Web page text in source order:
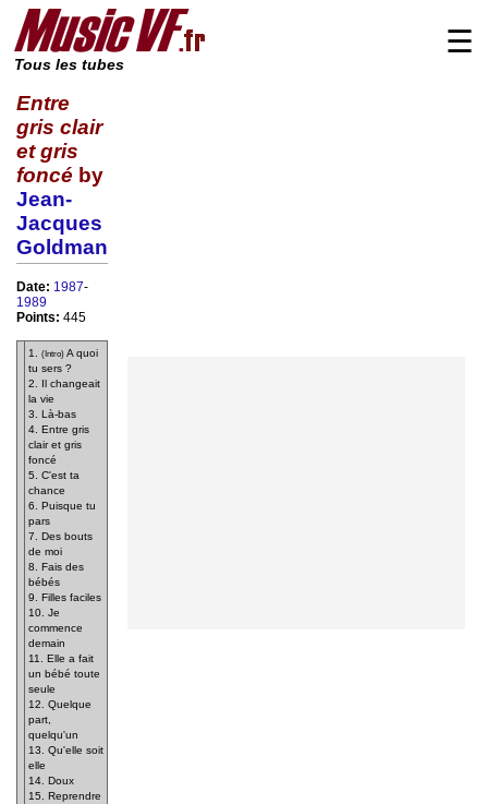
Tous les tubes
☰
Entre
gris clair
et gris
foncé by
Jean-
Jacques
Goldman
Date: 1987-
1989
Points: 445
1. (Intro) A quoi
tu sers ?
2. Il changeait
la vie
3. Là-bas
4. Entre gris
clair et gris
foncé
5. C'est ta
chance
6. Puisque tu
pars
7. Des bouts
de moi
8. Fais des
bébés
9. Filles faciles
10. Je
commence
demain
11. Elle a fait
un bébé toute
seule
12. Quelque
part,
quelqu'un
13. Qu'elle soit
elle
14. Doux
15. Reprendre